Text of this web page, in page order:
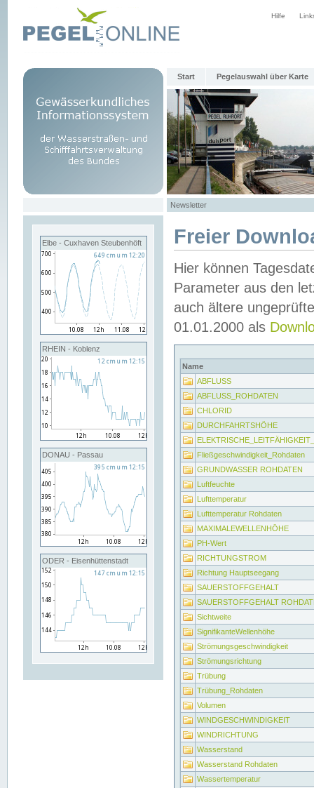
Hilfe
Start Pegelauswahl über Karte
Newsletter
Elbe - Cuxhaven Steubenhöft
RHEIN - Koblenz
DONAU - Passau
ODER - Eisenhüttenstadt
Freier
Hier können
Parameter aus den
auch ältere
01.01.2000 als
Name
ABFLUSS
ABFLUSS_ROHDATEN
CHLORID
DURCHFAHRTSHÖHE
Fließgeschwindigkeit_Rohdaten
GRUNDWASSER ROHDATEN
Luftfeuchte
Lufttemperatur
Lufttemperatur Rohdaten
MAXIMALEWELLENHÖHE
PH-Wert
RICHTUNGSTROM
Richtung Hauptseegang
SAUERSTOFFGEHALT
SAUERSTOFFGEHALT
Sichtweite
SignifikanteWellenhöhe
Strömungsgeschwindigkeit
Strömungsrichtung
Trübung
Trübung_Rohdaten
Volumen
WINDGESCHWINDIGKEIT
WINDRICHTUNG
Wasserstand
Wasserstand Rohdaten
Wassertemperatur